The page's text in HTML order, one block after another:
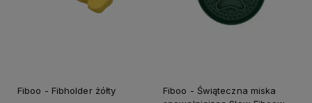
Fiboo - Fibholder żółty
Fiboo - Świąteczna miska